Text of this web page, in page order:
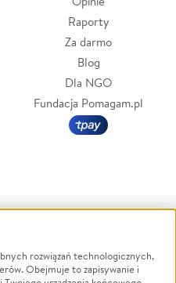
Raporty
Za darmo
Blog
Dla NGO
Fundacja Pomagam.pl
Powódź
Wichura
rozwiązań technologicznych,
Obejmuje to zapisywanie i